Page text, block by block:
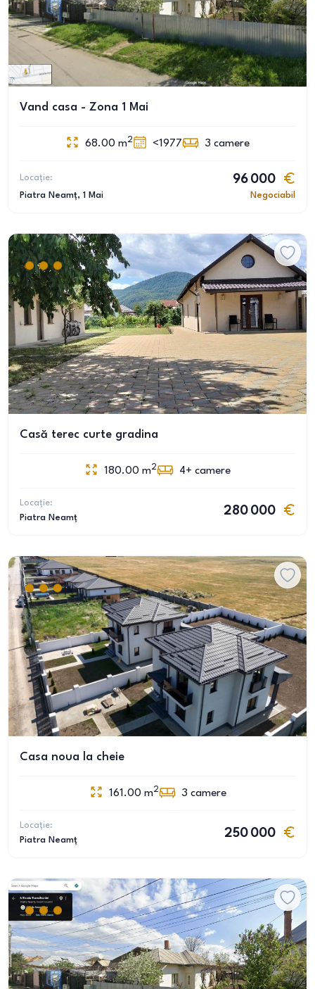
Vand casa - Zona 1 Mai
68.00 m2 <1977 3 camere
Locație:
Piatra Neamț, 1 Mai
96 000
Negociabil
Casă terec curte gradina
180.00 m2 4+ camere
Locație:
Piatra Neamț
280 000
Casa noua la cheie
161.00 m2 3 camere
Locație:
Piatra Neamț
250 000